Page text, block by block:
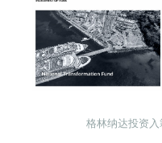
格林纳达投资